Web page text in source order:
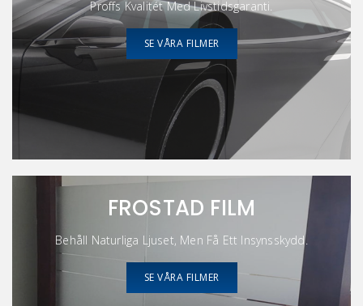
Proffs Kvalitét Med Livstidsgaranti.
SE VÅRA FILMER
FROSTAD FILM
Behåll Naturliga Ljuset, Men Få Ett Insynsskydd.
SE VÅRA FILMER